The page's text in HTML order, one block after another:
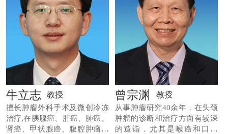
牛立志 教授
擅长肿瘤外科手术及微创冷冻
治疗,在胰腺癌、肝癌、肺癌、
肾癌、甲状腺癌、腹腔肿瘤等
曾宗渊 教授
从事肿瘤研究40余年，在头颈
肿瘤的诊断和治疗方面有较深
的造诣，尤其是喉癌和口腔